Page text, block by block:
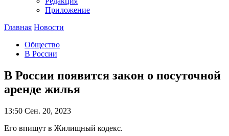
Приложение
Главная Новости
Общество
В России
В России появится закон о посуточной
аренде жилья
13:50 Сен. 20, 2023
Его впишут в Жилищный кодекс.